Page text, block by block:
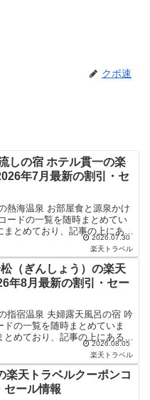
クポ速
しの宿 ホテル貫一の楽
年7月最新の割引・セ
熱海温泉 お部屋食と源泉かけ
ードの一覧を随時まとめてい
とめており、記事の上にある
。ホテル・旅館宿泊...2026.07.30
楽天トラベル
（ぎんしょう）の楽天
年8月最新の割引・セー
指宿温泉 夫婦露天風呂の宿 吟
の一覧を随時まとめていま
めており、記事の上にあるも
ホテル・旅館宿泊の...2026.08.05
楽天トラベル
楽天トラベルクーポンコ
セール情報